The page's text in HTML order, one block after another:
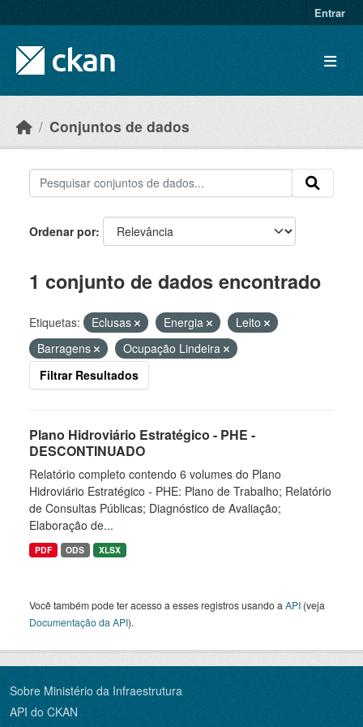
Entrar
Conjuntos de dados
Ordenar por
1 conjunto de dados encontrado
Etiquetas: Eclusas Energia
Leito
Barragens
Ocupação Lindeira
Filtrar Resultados
Plano Hidroviário Estratégico - PHE -
DESCONTINUADO
Relatório completo contendo 6 volumes do Plano
Hidroviário Estratégico - PHE: Plano de Trabalho; Relatório
de Consultas Públicas; Diagnóstico de Avaliação;
Elaboração de...
PDF ODS XLSX
Você também pode ter acesso a esses registros usando a API (veja
Documentação da API).
Sobre Ministério da Infraestrutura
API do CKAN